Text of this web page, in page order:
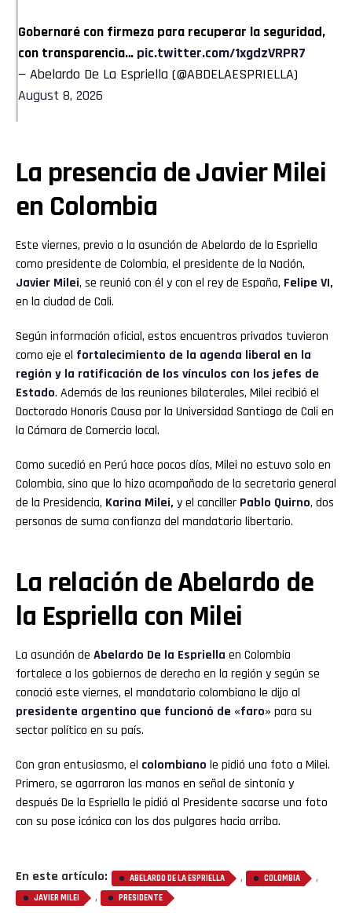
Gobernaré con firmeza para recuperar la seguridad,
con transparencia… pic.twitter.com/1xgdzVRPR7
— Abelardo De La Espriella (@ABDELAESPRIELLA)
August 8, 2026
La presencia de Javier Milei
en Colombia
Este viernes, previo a la asunción de Abelardo de la Espriella
como presidente de Colombia, el presidente de la Nación,
Javier Milei, se reunió con él y con el rey de España, Felipe VI,
en la ciudad de Cali.
Según información oficial, estos encuentros privados tuvieron
como eje el fortalecimiento de la agenda liberal en la
región y la ratificación de los vínculos con los jefes de
Estado. Además de las reuniones bilaterales, Milei recibió el
Doctorado Honoris Causa por la Universidad Santiago de Cali en
la Cámara de Comercio local.
Como sucedió en Perú hace pocos días, Milei no estuvo solo en
Colombia, sino que lo hizo acompañado de la secretaria general
de la Presidencia, Karina Milei, y el canciller Pablo Quirno, dos
personas de suma confianza del mandatario libertario.
La relación de Abelardo de
la Espriella con Milei
La asunción de Abelardo De la Espriella en Colombia
fortalece a los gobiernos de derecha en la región y según se
conoció este viernes, el mandatario colombiano le dijo al
presidente argentino que funcionó de «faro» para su
sector político en su país.
Con gran entusiasmo, el colombiano le pidió una foto a Milei.
Primero, se agarraron las manos en señal de sintonía y
después De la Espriella le pidió al Presidente sacarse una foto
con su pose icónica con los dos pulgares hacia arriba.
En este artículo: ABELARDO DE LA ESPRIELLA , COLOMBIA ,
JAVIER MILEI , PRESIDENTE